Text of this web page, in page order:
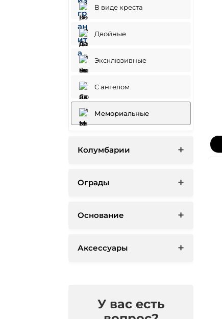
В виде креста
Двойные
Эксклюзивные
С ангелом
Мемориальные
Колумбарии
Ограды
Основание
Аксессуары
У вас есть